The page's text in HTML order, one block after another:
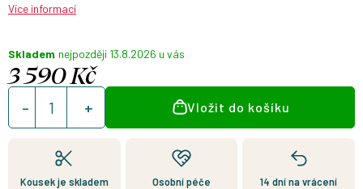
Více informací
Skladem 13.8.2026
3 590 Kč
Měrná
cena:
Vložit do košíku
Kousek je skladem Osobní péče 14 dní na vrácení